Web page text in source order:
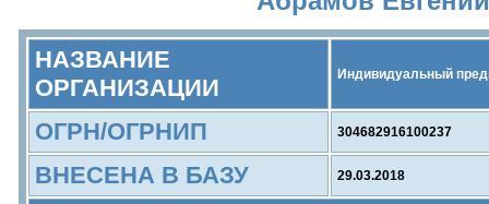
НАЗВАНИЕ
ОРГАНИЗАЦИИ
Индивидуальный
ОГРН/ОГРНИП 304682916100237
ВНЕСЕНА В БАЗУ 29.03.2018